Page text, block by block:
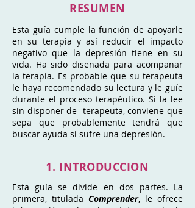
RESUMEN
Esta guía cumple la función de apoyarle
en su terapia y así reducir el impacto
negativo que la depresión tiene en su
vida. Ha sido diseñada para acompañar
la terapia. Es probable que su terapeuta
le haya recomendado su lectura y le guíe
durante el proceso terapéutico. Si la lee
sin disponer de terapeuta, conviene que
sepa que probablemente tendrá que
buscar ayuda si sufre una depresión.
1. INTRODUCCION
Esta guía se divide en dos partes. La
primera, titulada Comprender, le ofrece